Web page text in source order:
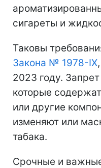
сигареты и
Таковы
Закона № 1978-IX
2023 году.
которые
или другие
изменяют или
табака.
Срочные и